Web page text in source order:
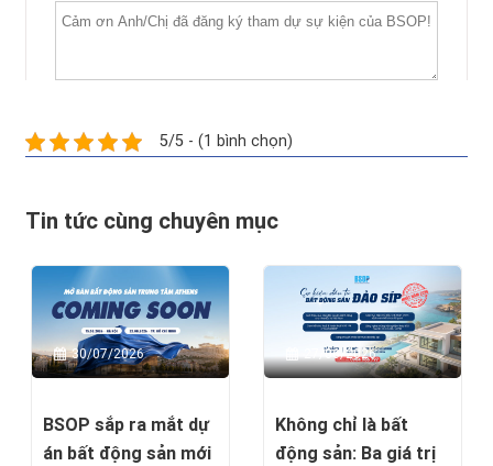
5/5 - (1 bình chọn)
Tin tức cùng chuyên mục
30/07/2026
BSOP sắp ra mắt dự
án bất động sản mới
27/06/2026
Không chỉ là bất
động sản: Ba giá trị